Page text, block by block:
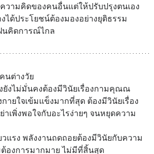
วามคิดของคนอื่นแต่ให้ปรับปรุงตนเอง
ได้ประโยชน์ต้องมองอย่างยุติธรรม
นคิดการณ์ไกล
นต่างวัย
ยังไม่มั่นคงต้องมีวินัยเรื่องกามคุณณ
ายใจเข้มแข็งมากที่สุด ต้องมีวินัยเรื่อง
เพิ่งพอใจกับอะไรง่ายๆ จนหยุดความ
วแรง พลังงานถดถอยต้องมีวินัยกับความ
องการมากมาย ไม่มีที่สิ้นสุด